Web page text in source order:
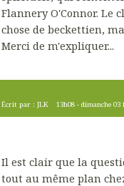
Flannery O'Connor. Le
chose de beckettien,
Merci de m'expliquer...
Écrit par : JLK 13h08 -dimanche 03
Il est clair que la
tout au même plan